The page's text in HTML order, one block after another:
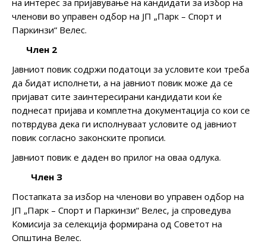
членови во управен одбор на ЈП „Парк – Спорт и
Паркинзи“ Велес.
Член 2
Јавниот повик содржи податоци за условите кои треба
да бидат исполнети, а на јавниот повик може да се
пријават сите заинтересирани кандидати кои ќе
поднесат пријава и комплетна документација со кои се
потврдува дека ги исполнуваат условите од јавниот
повик согласно законските прописи.
Јавниот повик е даден во прилог на оваа одлука.
Член З
Постапката за избор на членови во управен одбор на
ЈП „Парк – Спорт и Паркинзи“ Велес, ја спроведува
Комисија за селекција формирана од Советот на
Општина Велес.